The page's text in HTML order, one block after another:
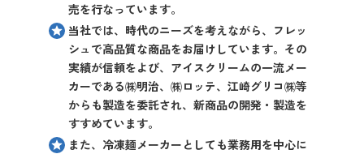
売を行なっています。
当社では、時代のニーズを考えながら、フレッ
シュで高品質な商品をお届けしています。その
実績が信頼をよび、アイスクリームの一流メー
カーである㈱明治、㈱ロッテ、江崎グリコ㈱等
からも製造を委託され、新商品の開発・製造を
すすめています。
また、冷凍麺メーカーとしても業務用を中心に